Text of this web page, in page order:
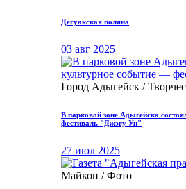
Дегуакская поляна
03 авг 2025
Город Адыгейск /
В парковой зоне Адыгейска
фестиваль "Джэгу Ун"
27 июл 2025
Майкоп / Фото